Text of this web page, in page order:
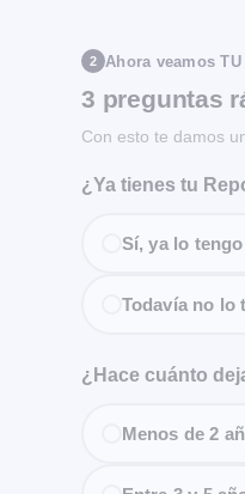
2 Ahora veamos
3 preguntas
Con esto te damos
¿Ya tienes tu
Sí, ya lo tengo
Todavía no lo
¿Hace cuánto
Menos de 2